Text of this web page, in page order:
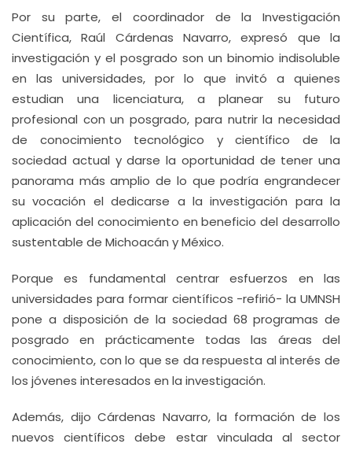
Por su parte, el coordinador de la Investigación
Científica, Raúl Cárdenas Navarro, expresó que la
investigación y el posgrado son un binomio indisoluble
en las universidades, por lo que invitó a quienes
estudian una licenciatura, a planear su futuro
profesional con un posgrado, para nutrir la necesidad
de conocimiento tecnológico y científico de la
sociedad actual y darse la oportunidad de tener una
panorama más amplio de lo que podría engrandecer
su vocación el dedicarse a la investigación para la
aplicación del conocimiento en beneficio del desarrollo
sustentable de Michoacán y México.
Porque es fundamental centrar esfuerzos en las
universidades para formar científicos -refirió- la UMNSH
pone a disposición de la sociedad 68 programas de
posgrado en prácticamente todas las áreas del
conocimiento, con lo que se da respuesta al interés de
los jóvenes interesados en la investigación.
Además, dijo Cárdenas Navarro, la formación de los
nuevos científicos debe estar vinculada al sector